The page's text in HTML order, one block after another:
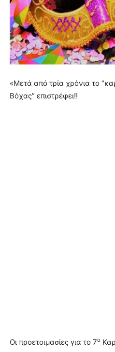
«Μετά από τρία χρόνια το
Βόχας” επιστρέφει!!
Οι προετοιμασίες για το 7ο